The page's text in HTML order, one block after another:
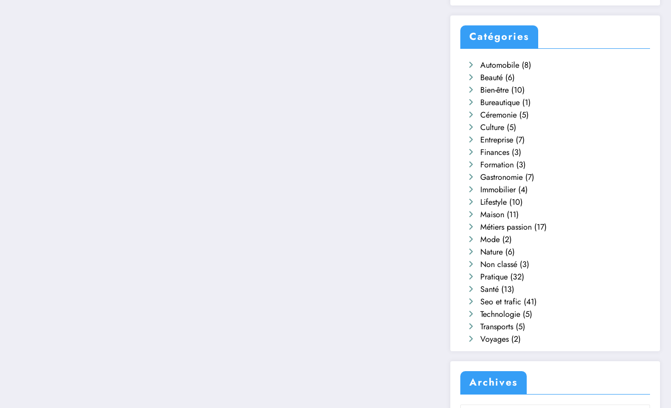
Catégories
Automobile (8)
Beauté (6)
Bien-être (10)
Bureautique (1)
Céremonie (5)
Culture (5)
Entreprise (7)
Finances (3)
Formation (3)
Gastronomie (7)
Immobilier(4)
Lifestyle (10)
Maison (11)
Métiers passion (17)
Mode (2)
Nature (6)
Non classé (3)
Pratique (32)
Santé (13)
Seo et trafic (41)
Technologie (5)
Transports (5)
Voyages (2)
Archives